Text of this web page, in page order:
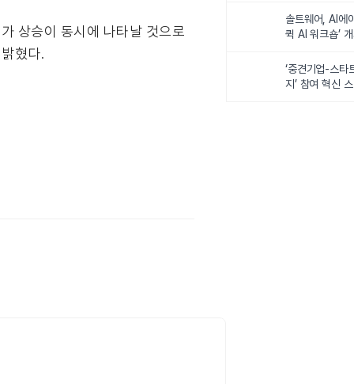
상승이 동시에 나타날 것으로
혔다.
솔트웨어, AI에
퀵 AI 워크숍’
‘중견기업-스타
지’ 참여 혁신